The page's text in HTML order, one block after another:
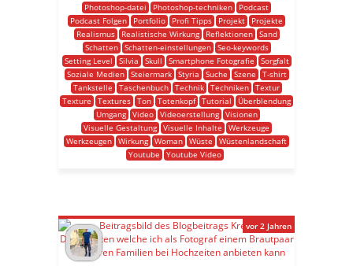
Photoshop-datei
Photoshop-techniken
Podcast
Podcast Folgen
Portfolio Profi Tipps Projekt
Projekte
Realismus
Realistische Wirkung Reflektionen
Sand
Schatten
Schatten-einstellungen
Seo-keywords
Setting Level
Silvia Skull Smartphone Fotografie
Sorgfalt
Soziale Medien
Steiermark Styria Suche Szene
T-shirt
Tankstelle
Taschenbuch Technik Techniken Textur
Texture
Textures Ton Totenkopf Tutorial
Überblendung
Umgang
Video Videoerstellung
Visionen
Visuelle Gestaltung Visuelle Inhalte
Werkzeuge
Werkzeugen Wirkung Woman Wüste
Wüstenlandschaft
Youtube
Youtube Video
vor 2 Jahren